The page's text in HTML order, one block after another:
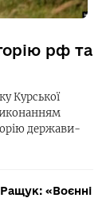
рф та
Курської
держави-
«Воєнні